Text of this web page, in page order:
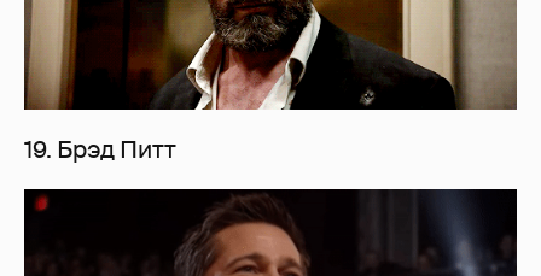
19. Брэд Питт